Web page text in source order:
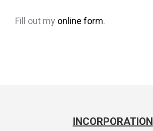
Fill out my online form.
INCORPORATION